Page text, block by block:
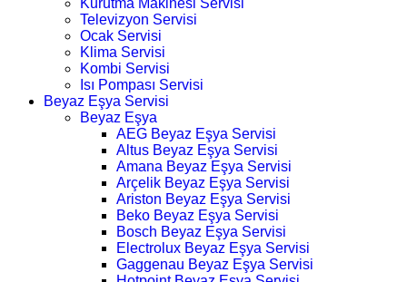
Televizyon Servisi
Ocak Servisi
Klima Servisi
Kombi Servisi
Isı Pompası Servisi
Beyaz Eşya Servisi
Beyaz Eşya
AEG Beyaz Eşya Servisi
Altus Beyaz Eşya Servisi
Amana Beyaz Eşya Servisi
Arçelik Beyaz Eşya Servisi
Ariston Beyaz Eşya Servisi
Beko Beyaz Eşya Servisi
Bosch Beyaz Eşya Servisi
Electrolux Beyaz Eşya Servisi
Gaggenau Beyaz Eşya Servisi